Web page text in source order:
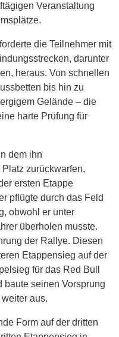
Veranstaltung
die Teilnehmer mit
darunter
heraus. Von schnellen
bis hin zu
Gelände – die
harte Prüfung für
dem ihn
zurückwarfen,
ersten Etappe
pflügte durch das Feld
obwohl er unter
überholen musste.
der Rallye. Diesen
Etappensieg auf der
für das Red Bull
baute seinen Vorsprung
aus.
Form auf der dritten